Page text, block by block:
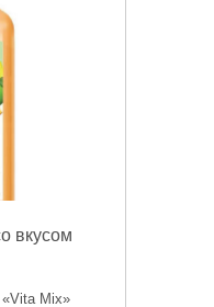
вкусом
«Vita Mix»